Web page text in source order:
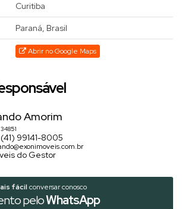
Curitiba
Paraná, Brasil
Abrir no Google Maps
Amorim
34851
99141-8005
do Gestor
fácil conversar conosco
peloWhatsApp